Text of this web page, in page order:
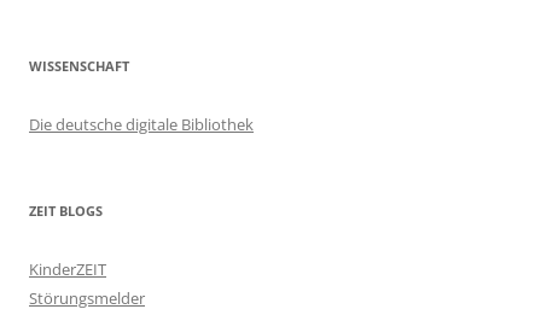
WISSENSCHAFT
Die deutsche digitale Bibliothek
ZEIT BLOGS
KinderZEIT
Störungsmelder